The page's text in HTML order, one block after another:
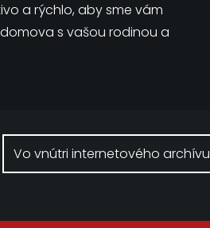
a rýchlo, aby sme vám
s vašou rodinou a
Vo vnútri internetového archívu